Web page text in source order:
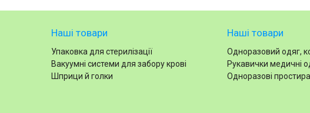
Наші товари
Упаковка для стерилізації
Вакуумні системи для забору крові
Шприци й голки
Наші товари
Одноразовий одяг,
Рукавички медичні
Одноразові